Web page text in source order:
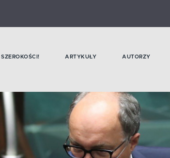
SZEROKOŚCI! ARTYKUŁY AUTORZY